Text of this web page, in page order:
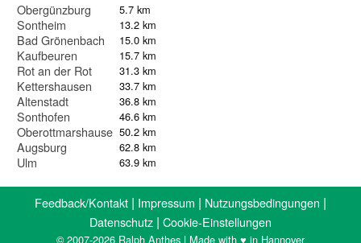
Obergünzburg 5.7 km
Sontheim 13.2 km
Bad Grönenbach 15.0 km
Kaufbeuren 15.7 km
Rot an der Rot 31.3 km
Kettershausen 33.7 km
Altenstadt 36.8 km
Sonthofen 46.6 km
Oberottmarshausen 50.2 km
Augsburg 62.8 km
Ulm 63.9 km
Feedback/Kontakt | Impressum | Nutzungsbedingungen |
Datenschutz | Cookie-Einstellungen
© 2007-2026 Ralph Anthes | Made with ♥ in Hannover